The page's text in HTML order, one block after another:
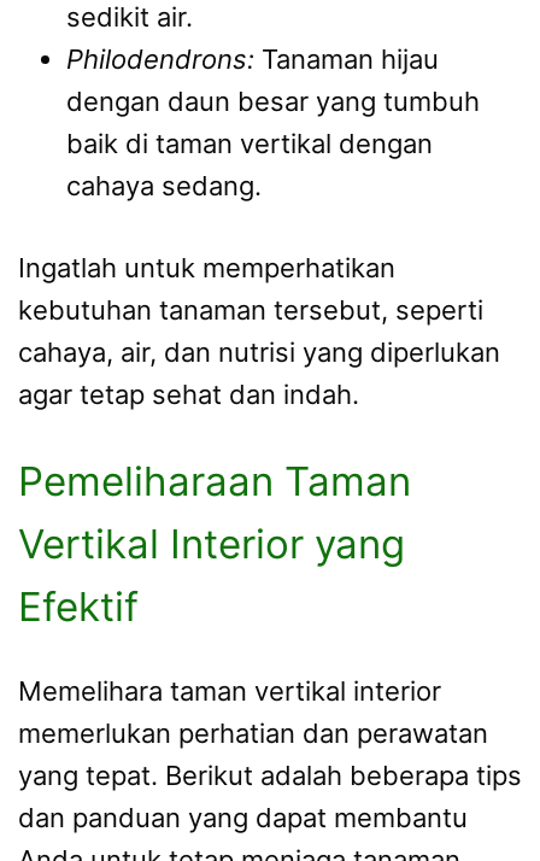
sedikit air.
Philodendrons: Tanaman hijau
dengan daun besar yang tumbuh
baik di taman vertikal dengan
cahaya sedang.
Ingatlah untuk memperhatikan
kebutuhan tanaman tersebut, seperti
cahaya, air, dan nutrisi yang diperlukan
agar tetap sehat dan indah.
Pemeliharaan Taman
Vertikal Interior yang
Efektif
Memelihara taman vertikal interior
memerlukan perhatian dan perawatan
yang tepat. Berikut adalah beberapa tips
dan panduan yang dapat membantu